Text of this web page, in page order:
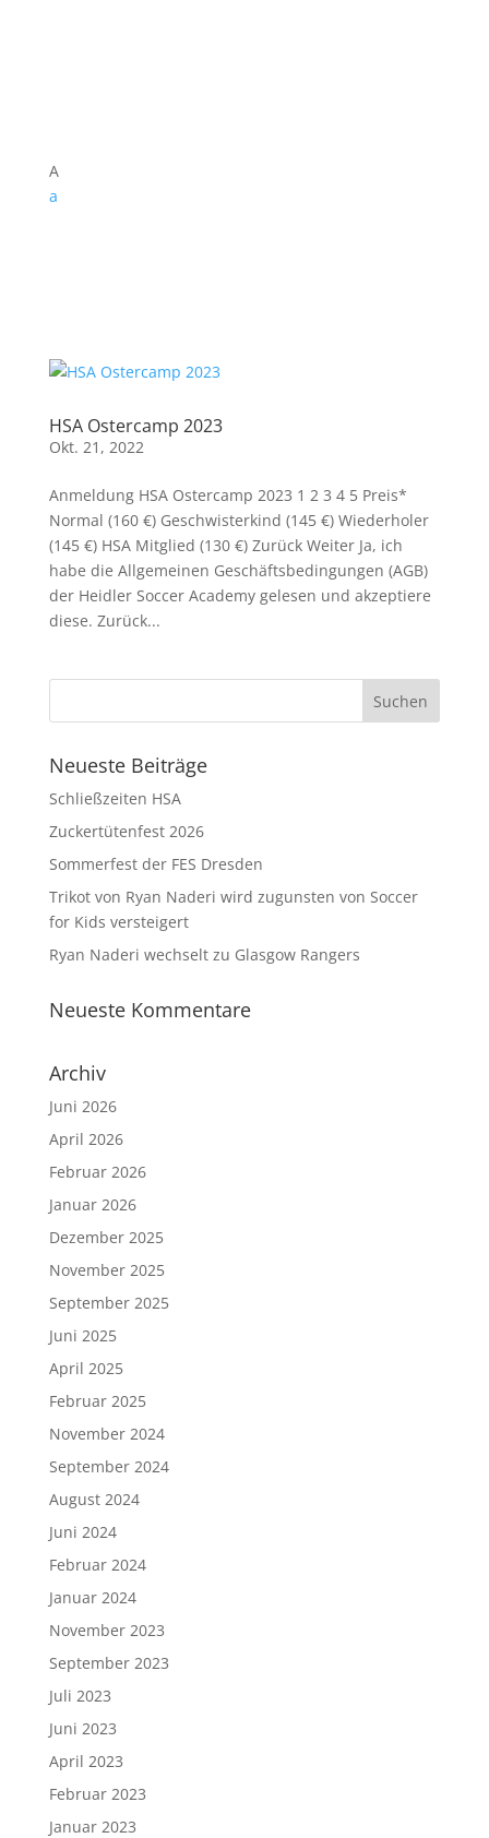
A
a
HSA Ostercamp 2023
Okt. 21, 2022
Anmeldung HSA Ostercamp 2023 1 2 3 4 5 Preis*
Normal (160 €) Geschwisterkind (145 €) Wiederholer
(145 €) HSA Mitglied (130 €) Zurück Weiter Ja, ich
habe die Allgemeinen Geschäftsbedingungen (AGB)
der Heidler Soccer Academy gelesen und akzeptiere
diese. Zurück...
Neueste Beiträge
Schließzeiten HSA
Zuckertütenfest 2026
Sommerfest der FES Dresden
Trikot von Ryan Naderi wird zugunsten von Soccer
for Kids versteigert
Ryan Naderi wechselt zu Glasgow Rangers
Neueste Kommentare
Archiv
Juni 2026
April 2026
Februar 2026
Januar 2026
Dezember 2025
November 2025
September 2025
Juni 2025
April 2025
Februar 2025
November 2024
September 2024
August 2024
Juni 2024
Februar 2024
Januar 2024
November 2023
September 2023
Juli 2023
Juni 2023
April 2023
Februar 2023
Januar 2023